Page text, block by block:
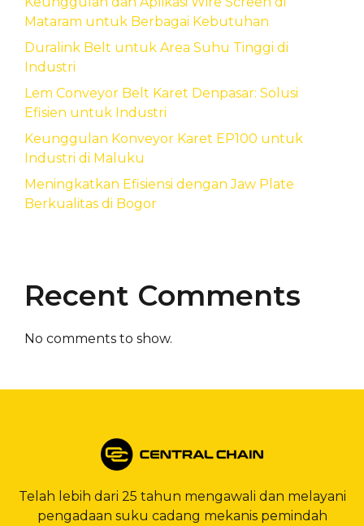
Mataram untuk Berbagai Kebutuhan
Duralink Belt untuk Area Suhu Tinggi di
Industri
Lem Conveyor Belt Karet Denpasar: Solusi
Efisien untuk Industri
Keunggulan Konveyor Karet EP100 untuk
Industri di Maluku
Meningkatkan Efisiensi dengan Jaw Plate
Berkualitas di Bogor
Recent Comments
No comments to show.
Telah lebih dari 25 tahun mengawali dan melayani
pengadaan suku cadang mekanis pemindah